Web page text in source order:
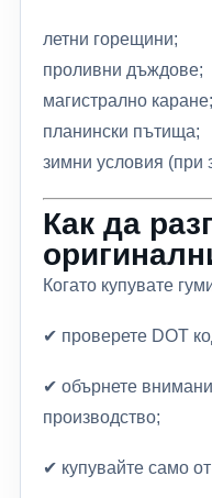
летни горещини;
проливни дъждове;
магистрално каране;
планински пътища;
зимни условия (при
Как да
Когато купувате
✔ проверете DOT
✔ обърнете
производство;
✔ купувайте само